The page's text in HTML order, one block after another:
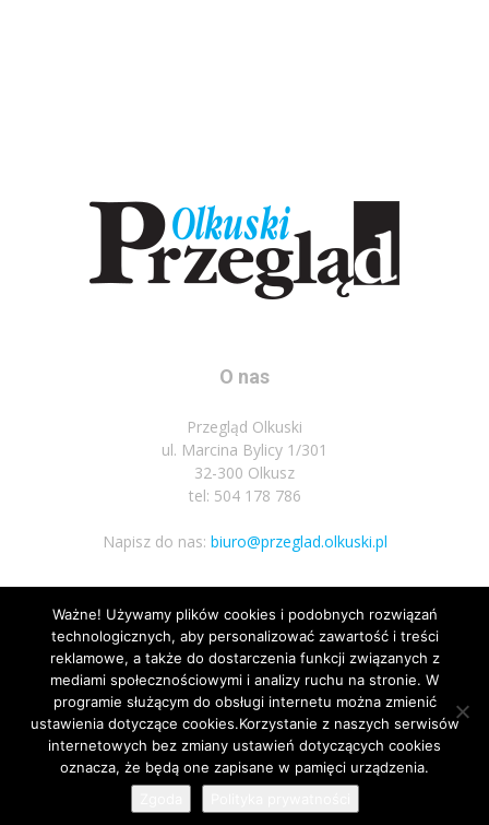
O nas
Przegląd Olkuski
ul. Marcina Bylicy 1/301
32-300 Olkusz
tel: 504 178 786
Napisz do nas: biuro@przeglad.olkuski.pl
Podążaj za nami
Nota prawna Polityka prywatnosci Kariera Regulamin
© Wszelkie prawa zastrzeżone 2020
Ważne! Używamy plików cookies i podobnych rozwiązań
technologicznych, aby personalizować zawartość i treści
reklamowe, a także do dostarczenia funkcji związanych z
mediami społecznościowymi i analizy ruchu na stronie. W
programie służącym do obsługi internetu można zmienić
ustawienia dotyczące cookies.Korzystanie z naszych serwisów
internetowych bez zmiany ustawień dotyczących cookies
oznacza, że będą one zapisane w pamięci urządzenia.